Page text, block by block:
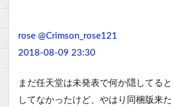
rose @Crimson_rose121
2018-08-09 23:30
まだ任天堂は未発表で何か隠してる
してなかったけど、やはり同梱版来